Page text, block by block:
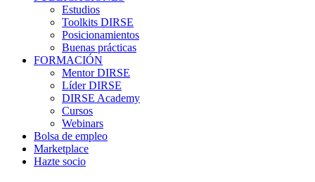
Estudios
Toolkits DIRSE
Posicionamientos
Buenas prácticas
FORMACIÓN
Mentor DIRSE
Líder DIRSE
DIRSE Academy
Cursos
Webinars
Bolsa de empleo
Marketplace
Hazte socio